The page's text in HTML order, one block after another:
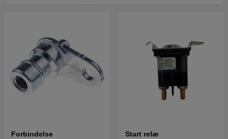
Klik her for reservedelstegning og reservedelsliste til
Husqvarna YTH26V54 2010-12 (96043013200)
Klik her for reservedelstegning og reservedelsliste til
Husqvarna YTH26V54 2011-08 (96043013201)
Klik her for reservedelstegning og reservedelsliste til
Husqvarna YTH26V54 2012-08 (96043013202)
Forbindelse Start relæ